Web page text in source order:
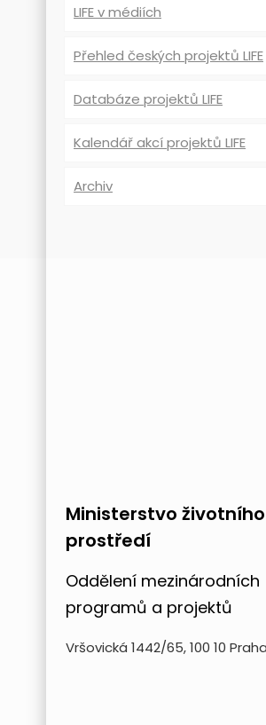
LIFE v médiích
Přehled českých projektů LIFE
Databáze projektů LIFE
Kalendář akcí projektů LIFE
Archiv
Ministerstvo životního
prostředí
Oddělení mezinárodních
programů a projektů
Vršovická 1442/65, 100 10